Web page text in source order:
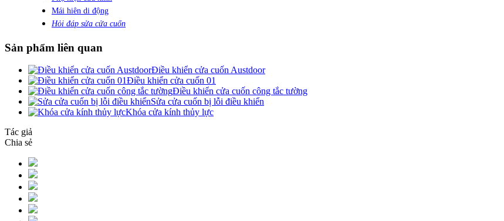
Mái hiên di động
Hỏi đáp sửa cửa cuốn
Sản phẩm liên quan
Điều khiển cửa cuốn Austdoor
Điều khiển cửa cuốn 01
Điều khiển cửa cuốn công tắc tường
Sửa cửa cuốn bị lỗi điều khiển
Khóa cửa kính thủy lực
Tác giả
Chia sẻ